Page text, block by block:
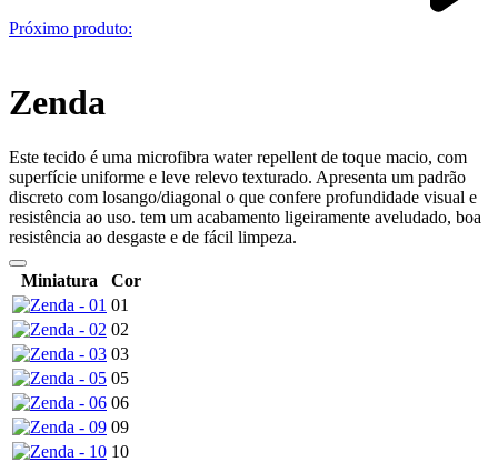
Próximo produto:
Zenda
Este tecido é uma microfibra water repellent de toque macio, com
superfície uniforme e leve relevo texturado. Apresenta um padrão
discreto com losango/diagonal o que confere profundidade visual e
resistência ao uso. tem um acabamento ligeiramente aveludado, boa
resistência ao desgaste e de fácil limpeza.
Miniatura
Cor
01
02
03
05
06
09
10